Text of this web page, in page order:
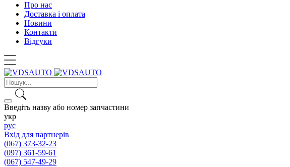
Про нас
Доставка і оплата
Новини
Контакти
Відгуки
Введіть назву або номер запчастини
укр
рус
Вхід для партнерів
(067) 373-32-23
(097) 361-59-61
(067) 547-49-29